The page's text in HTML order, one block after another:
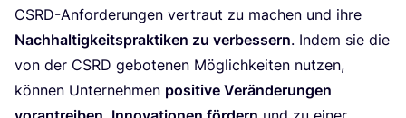
CSRD-Anfor­de­run­gen ver­traut zu machen und ihre
Nach­hal­tig­keits­prak­ti­ken zu ver­bes­sern. Indem sie die
von der CSRD gebo­te­nen Mög­lich­kei­ten nut­zen,
kön­nen Unter­neh­men posi­ti­ve Ver­än­de­run­gen